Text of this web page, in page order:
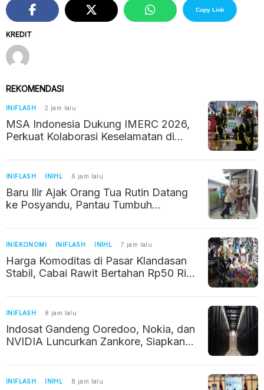
KREDIT
Copy Link
REKOMENDASI
INIFLASH 2 jam lalu
MSA Indonesia Dukung IMERC 2026,
Perkuat Kolaborasi Keselamatan di
INIFLASH INIHL 6 jam lalu
Baru Ilir Ajak Orang Tua Rutin Datang
ke Posyandu, Pantau Tumbuh
INIEKONOMI INIFLASH INIHL 7 jam lalu
Harga Komoditas di Pasar Klandasan
Stabil, Cabai Rawit Bertahan Rp50 Ribu
INIFLASH 8 jam lalu
Indosat Gandeng Ooredoo, Nokia, dan
NVIDIA Luncurkan Zankore, Siapkan
INIFLASH INIHL 8 jam lalu